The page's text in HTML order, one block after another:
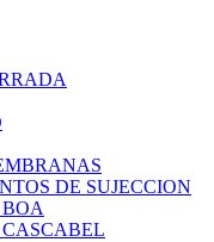
DE SUJECCION